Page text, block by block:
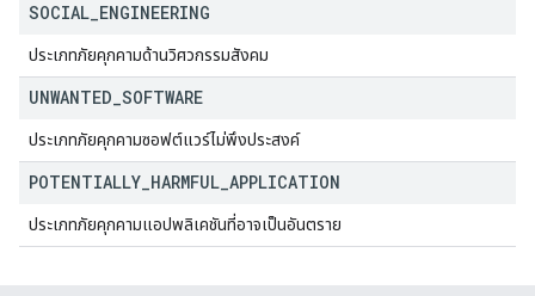
SOCIAL ENGINEERING
ประเภทภัยคุกคามด้านวิศวกรรมสังคม
UNWANTED SOFTWARE
ประเภทภัยคุกคามซอฟต์แวร์ไม่พึงประสงค์
POTENTIALLY HARMFUL APPLICATION
ประเภทภัยคุกคามแอปพลิเคชันที่อาจเป็นอันตราย